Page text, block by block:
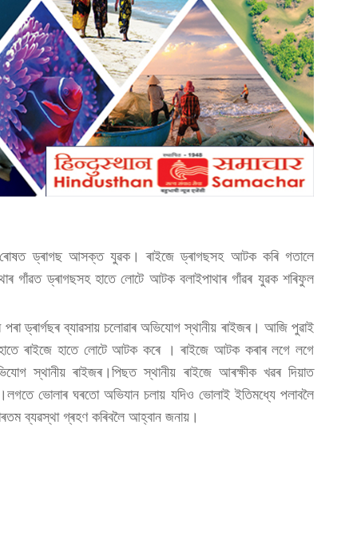
ৰোষত ড্ৰাগছ আসক্ত যুৱক। ৰাইজে ড্ৰাগছসহ আটক কৰি গতালে
গাঁৱত ড্ৰাগছসহ হাতে লোটে আটক বলাইপাথাৰ গাঁৱৰ যুৱক শৰিফুল
পৰা ড্ৰাৰ্গছৰ ব্যাৱসায় চলোৱাৰ অভিযোগ স্থানীয় ৰাইজৰ। আজি পুৱাই
ৰাইজে হাতে লোটে আটক কৰে । ৰাইজে আটক কৰাৰ লগে লগে
স্থানীয় ৰাইজৰ।পিছত স্থানীয় ৰাইজে আৰক্ষীক খৱৰ দিয়াত
ভোলাৰ ঘৰতো অভিযান চলায় যদিও ভোলাই ইতিমধ্যে পলাবলৈ
ব্যৱস্থা গ্ৰহণ কৰিবলৈ আহ্বান জনায়।